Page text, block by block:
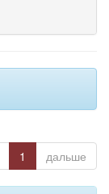
1 дальше